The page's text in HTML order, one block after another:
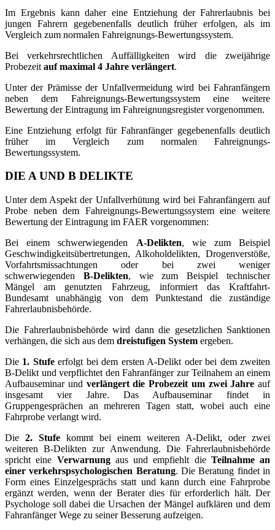
Im Ergebnis kann daher eine Entziehung der Fahrerlaubnis bei
jungen Fahrern gegebenenfalls deutlich früher erfolgen, als im
Vergleich zum normalen Fahreignungs-Bewertungssystem.
Bei verkehrsrechtlichen Auffälligkeiten wird die zweijährige
Probezeit auf maximal 4 Jahre verlängert.
Unter der Prämisse der Unfallvermeidung wird bei Fahranfängern
neben dem Fahreignungs-Bewertungssystem eine weitere
Bewertung der Eintragung im Fahreignungsregister vorgenommen.
Eine Entziehung erfolgt für Fahranfänger gegebenenfalls deutlich
früher im Vergleich zum normalen Fahreignungs-
Bewertungssystem.
DIE A UND B DELIKTE
Unter dem Aspekt der Unfallverhütung wird bei Fahranfängern auf
Probe neben dem Fahreignungs-Bewertungssystem eine weitere
Bewertung der Eintragung im FAER vorgenommen:
Bei einem schwerwiegenden A-Delikten, wie zum Beispiel
Geschwindigkeitsübertretungen, Alkoholdelikten, Drogenverstöße,
Vorfahrtsmissachtungen oder bei zwei weniger
schwerwiegenden B-Delikten, wie zum Beispiel technischer
Mängel am genutzten Fahrzeug, informiert das Kraftfahrt-
Bundesamt unabhängig von dem Punktestand die zuständige
Fahrerlaubnisbehörde.
Die Fahrerlaubnisbehörde wird dann die gesetzlichen Sanktionen
verhängen, die sich aus dem dreistufigen System ergeben.
Die 1. Stufeerfolgt bei dem ersten A-Delikt oder bei dem zweiten
B-Delikt und verpflichtet den Fahranfänger zur Teilnahem an einem
Aufbauseminar und verlängert die Probezeit um zwei Jahre auf
insgesamt vier Jahre. Das Aufbauseminar findet in
Gruppengesprächen an mehreren Tagen statt, wobei auch eine
Fahrprobe verlangt wird.
Die 2. Stufe kommt bei einem weiteren A-Delikt, oder zwei
weiteren B-Delikten zur Anwendung. Die Fahrerlaubnisbehörde
spricht eine Verwarnungaus und empfiehlt die Teilnahme an
einer verkehrspsychologischen Beratung. Die Beratung findet in
Form eines Einzelgesprächs statt und kann durch eine Fahrprobe
ergänzt werden, wenn der Berater dies für erforderlich hält. Der
Psychologe soll dabei die Ursachen der Mängel aufklären und dem
Fahranfänger Wege zu seiner Besserung aufzeigen.